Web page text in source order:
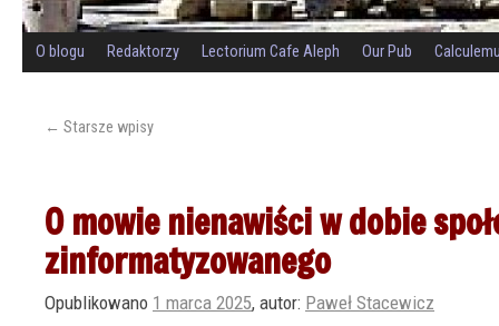
O blogu Redaktorzy Lectorium Cafe Aleph Our Pub
← Starsze wpisy
O mowie nienawiści w dobie
zinformatyzowanego
Opublikowano 1 marca 2025, autor: Paweł Stacewicz